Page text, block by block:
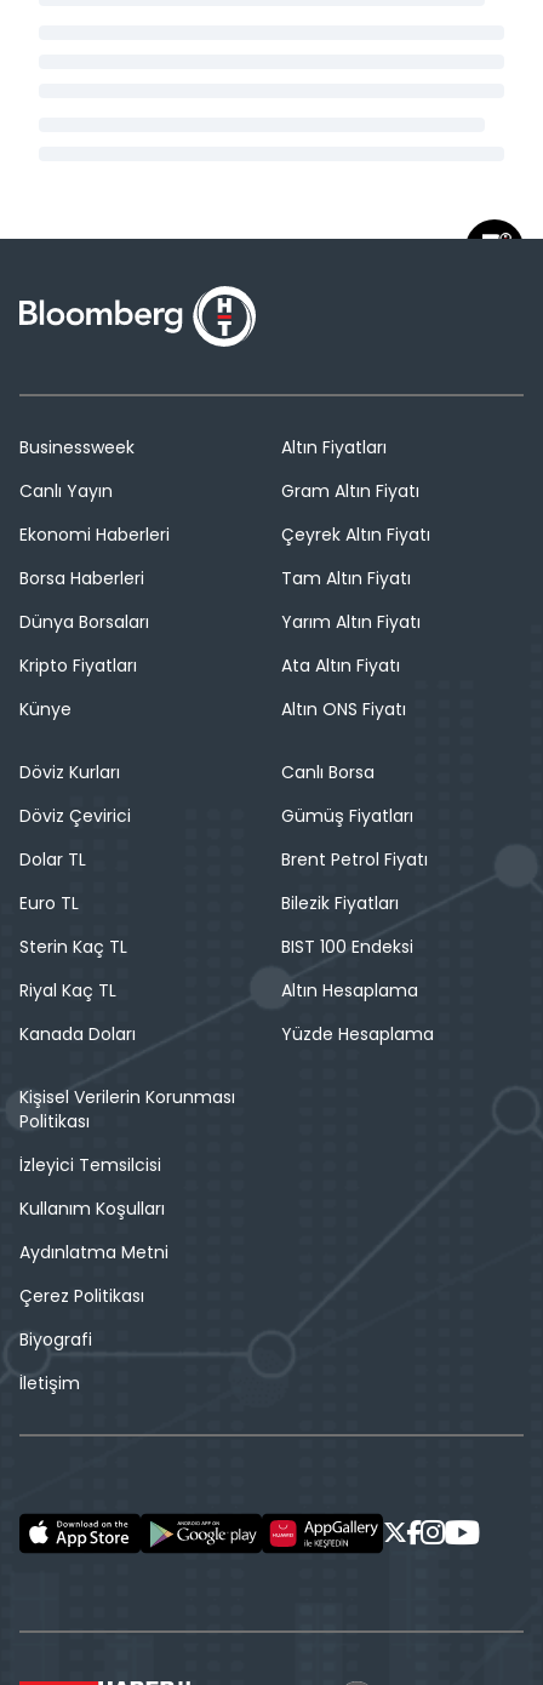
Businessweek
Canlı Yayın
Ekonomi Haberleri
Borsa Haberleri
Dünya Borsaları
Kripto Fiyatları
Künye
Altın Fiyatları
Gram Altın Fiyatı
Çeyrek Altın Fiyatı
Tam Altın Fiyatı
Yarım Altın Fiyatı
Ata Altın Fiyatı
Altın ONS Fiyatı
Döviz Kurları
Döviz Çevirici
Dolar TL
Euro TL
Sterin Kaç TL
Riyal Kaç TL
Kanada Doları
Canlı Borsa
Gümüş Fiyatları
Brent Petrol Fiyatı
Bilezik Fiyatları
BIST 100 Endeksi
Altın Hesaplama
Yüzde Hesaplama
Kişisel Verilerin Korunması
Politikası
İzleyici Temsilcisi
Kullanım Koşulları
Aydınlatma Metni
Çerez Politikası
Biyografi
İletişim